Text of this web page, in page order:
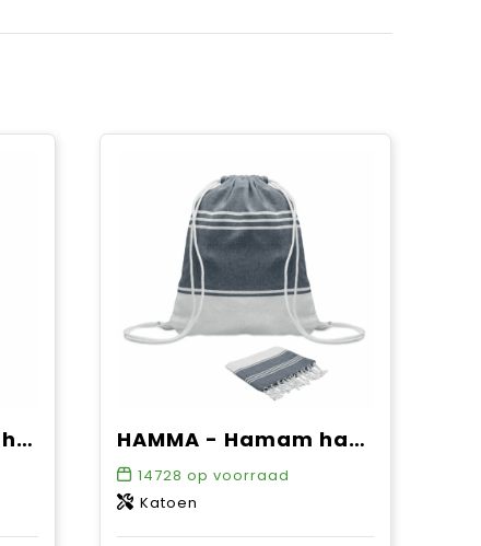
MALIBU - Katoenen hamamdoek HAMMA - Hamam handdoek trekkoord tas s
14728 op voorraad
Katoen